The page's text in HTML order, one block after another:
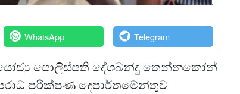
WhatsApp Telegram
නියෝජ්‍ය පොලිස්පති දේශබන්දු තෙන්නකෝන්
පරීක්ෂණ දෙපාර්තමේන්තුව